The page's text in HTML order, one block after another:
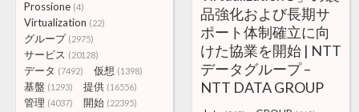
Prossione (4)
Virtualization (22)
グループ (2975)
サービス (20128)
データ (7492) 仮想 (1398)
基盤 (1293) 提供 (16556)
管理 (4037) 開始 (22395)
品強化および長期サ
ポート体制確立に向
けた協業を開始 | NTT
データグループ –
NTT DATA GROUP